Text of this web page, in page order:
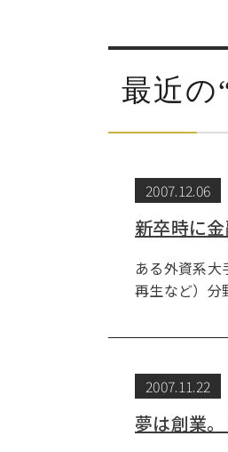
最近の
2007.12.06
新卒時に
ある外資系
再生など）分
2007.11.22
夢は創業